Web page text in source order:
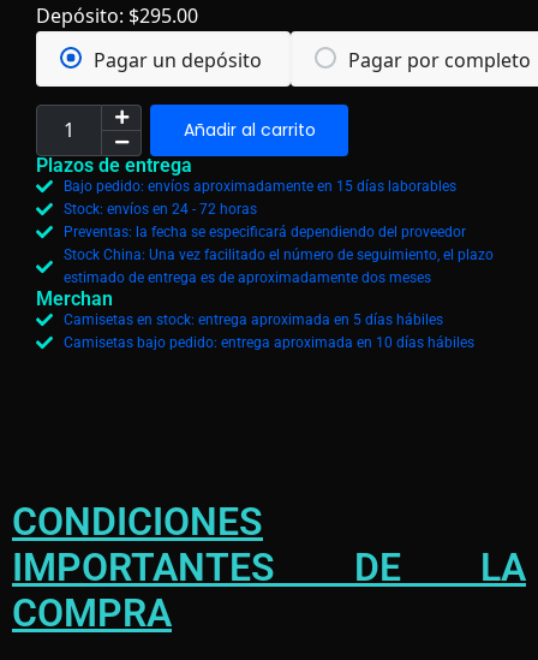
Depósito: $295.00
Pagar por completo
Pagar un depósito
Añadir al carrito
Plazos de entrega
Bajo pedido: envíos aproximadamente en 15 días laborables
Stock: envíos en 24 - 72 horas
Preventas: la fecha se especificará dependiendo del proveedor
Stock China: Una vez facilitado el número de seguimiento, el plazo
estimado de entrega es de aproximadamente dos meses
Merchan
Camisetas en stock: entrega aproximada en 5 días hábiles
Camisetas bajo pedido: entrega aproximada en 10 días hábiles
CONDICIONES
IMPORTANTES DE LA
COMPRA